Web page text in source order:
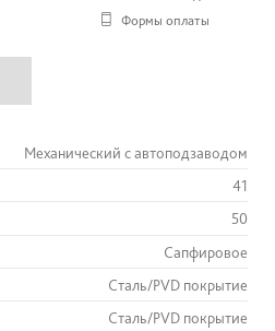
Формы оплаты
Механический с автоподзаводом
41
50
Сапфировое
Сталь/PVD покрытие
Сталь/PVD покрытие